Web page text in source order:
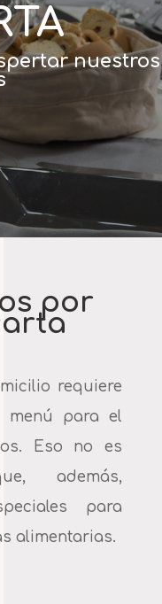
nuestros
por
requiere
menú para el
Eso no es
además,
para
alimentarias.